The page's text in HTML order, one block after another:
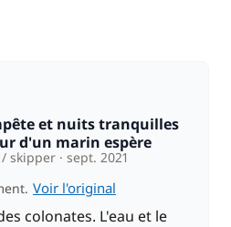
d'un marin espère
skipper
sept. 2021
Voir l'original
colonates. L'eau et le